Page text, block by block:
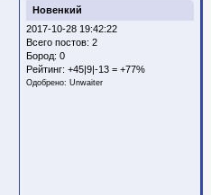
Новенкий
2017-10-28 19:42:22
Всего постов: 2
Бород: 0
Рейтинг: +45|9|-13 = +77%
Одобрено: Unwaiter